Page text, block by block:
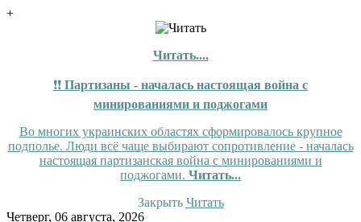
+
Читать....
❗❗ Партизаны - началась настоящая война с
минированиями и поджогами
Во многих украинских областях сформировалось крупное
подполье. Люди всё чаще выбирают сопротивление - началась
настоящая партизанская война с минированиями и
поджогами. Читать...
Закрыть Читать
Skip
Четверг, 06 августа, 2026